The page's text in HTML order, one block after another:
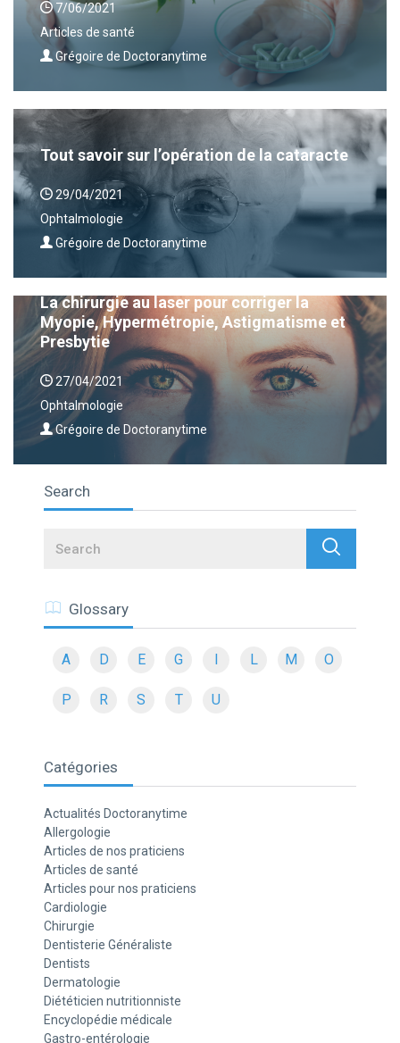
7/06/2021
Articles de santé
Grégoire de Doctoranytime
Tout savoir sur l’opération de la cataracte
29/04/2021
Ophtalmologie
Grégoire de Doctoranytime
La chirurgie au laser pour corriger la
Myopie, Hypermétropie, Astigmatisme et
Presbytie
27/04/2021
Ophtalmologie
Grégoire de Doctoranytime
Search
Search
Glossary
A D E G L M O
P R S T U
Catégories
Actualités Doctoranytime
Allergologie
Articles de nos praticiens
Articles de santé
Articles pour nos praticiens
Cardiologie
Chirurgie
Dentisterie Généraliste
Dentists
Dermatologie
Diététicien nutritionniste
Encyclopédie médicale
Gastro-entérologie